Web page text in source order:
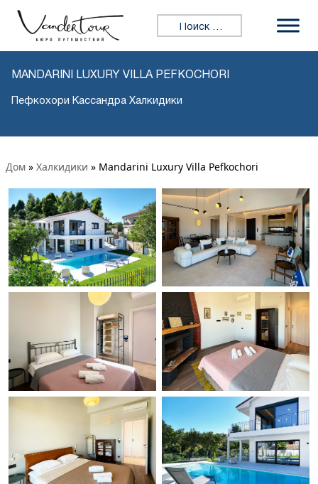
Искать:
MANDARINI LUXURY VILLA PEFKOCHORI
Пефкохори Кассандра Халкидики
Дом » Халкидики » Mandarini Luxury Villa Pefkochori